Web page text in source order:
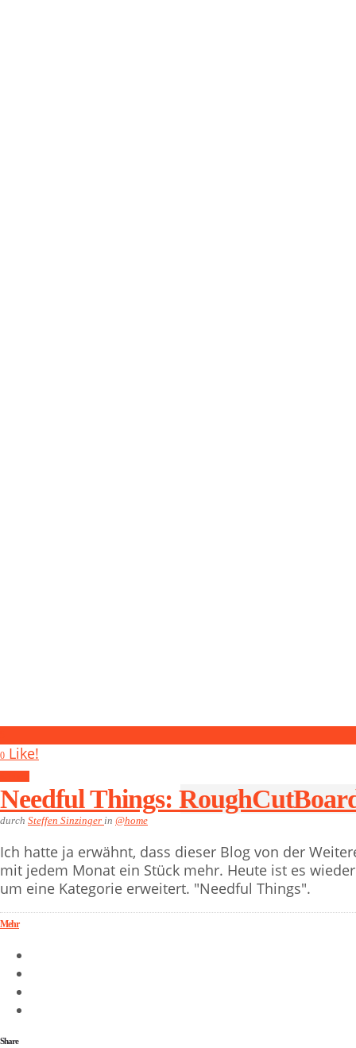
0 Like!
Needful Things:
durch Steffen Sinzinger in @home
Ich hatte ja erwähnt, dass dieser Blog von der
mit jedem Monat ein Stück mehr. Heute ist es
um eine Kategorie erweitert. "Needful Things".
Mehr
Share